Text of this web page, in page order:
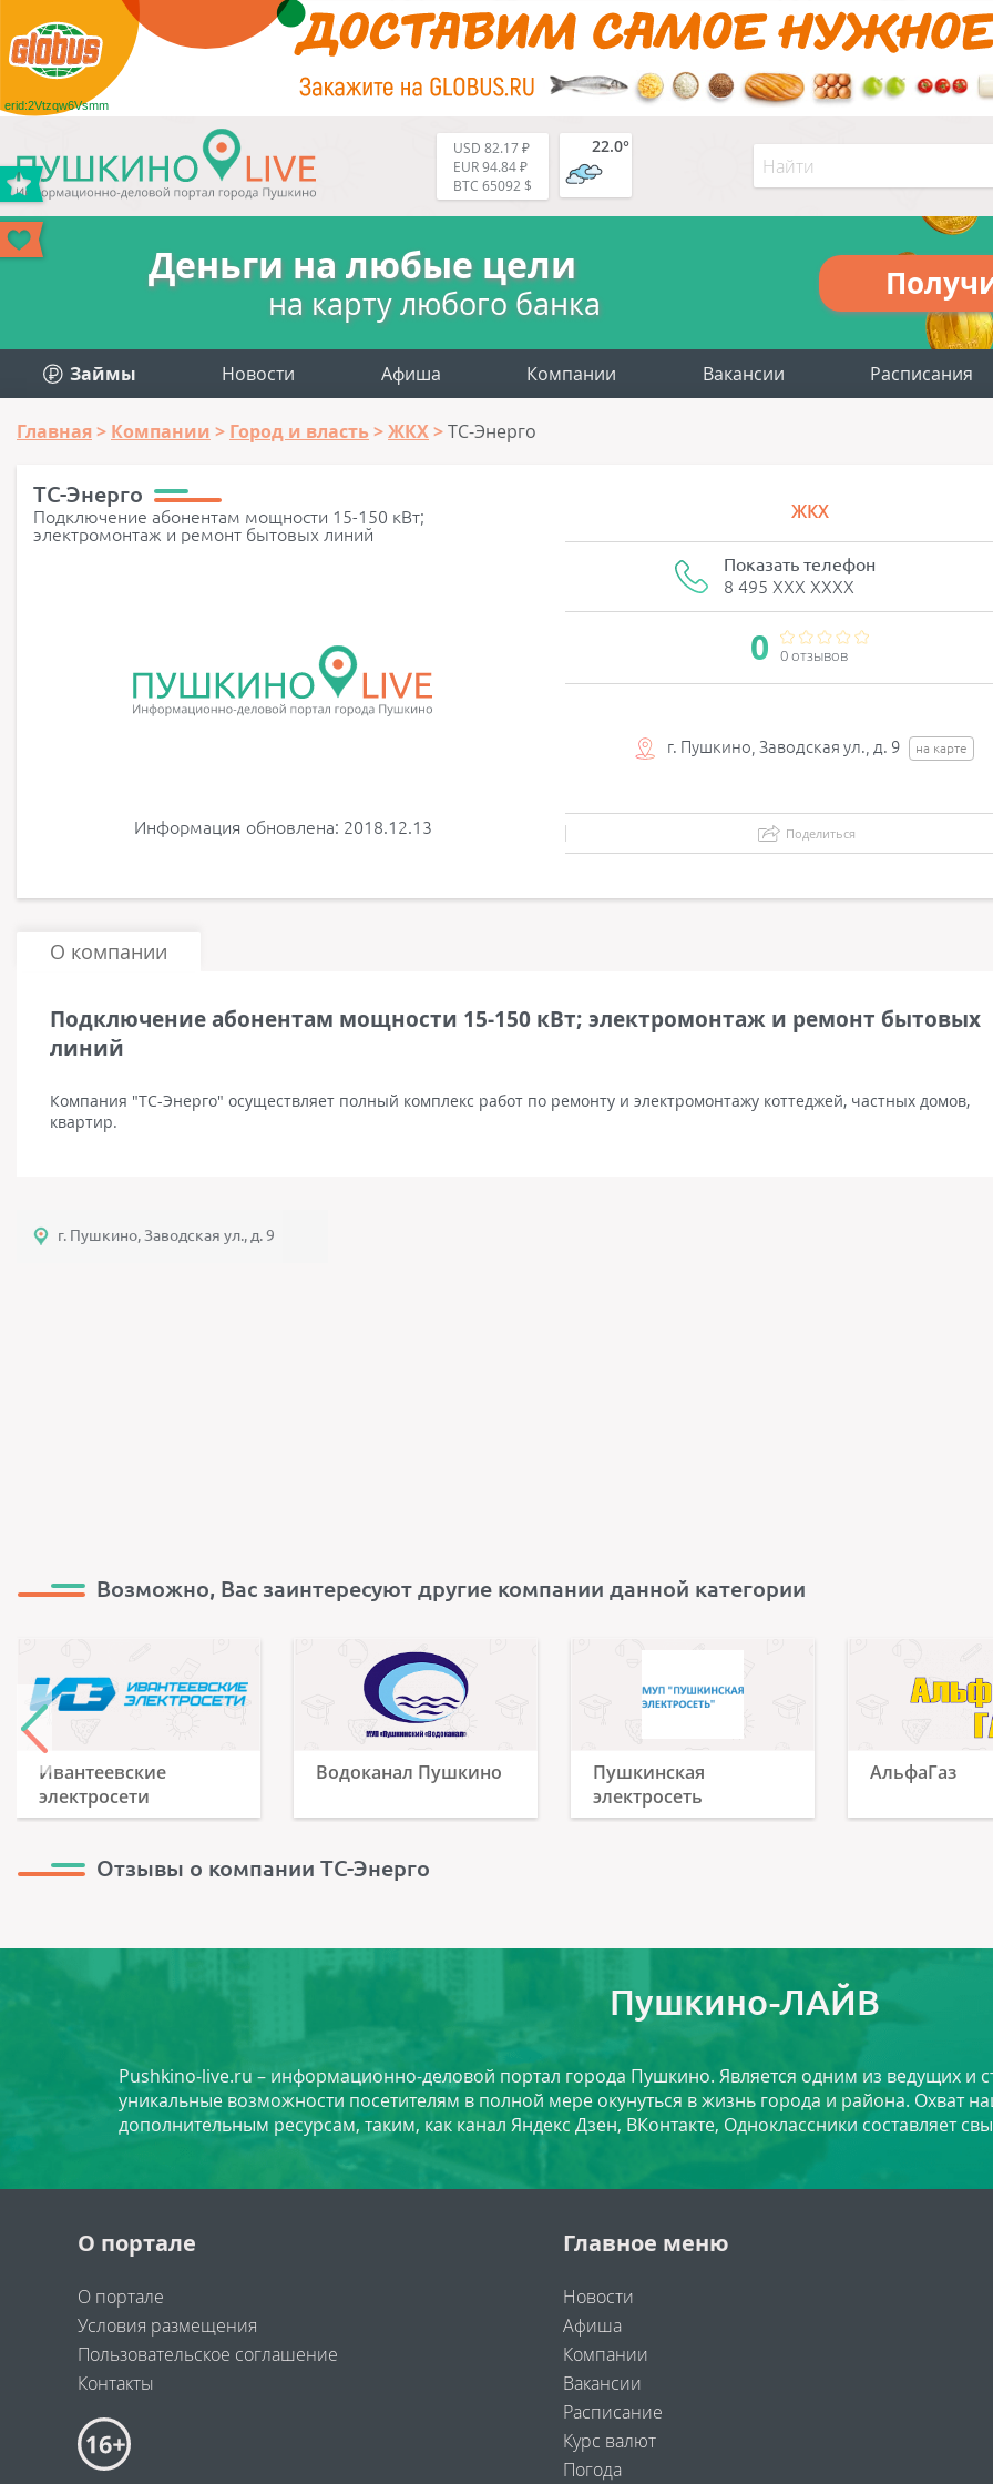
erid:2Vtzqw6Vsmm
USD 82.17 ₽
EUR 94.84 ₽
BTC 65092 $
22.0°
Деньги на любые цели
на карту любого банка
Займы Новости Афиша Компании Вакансии Расписания
Главная Компании Город и власть ЖКХ ТС-Энерго
ТС-Энерго
Подключение абонентам мощности 15-150 кВт;
электромонтаж и ремонт бытовых линий
Информация обновлена: 2018.12.13
ЖКХ
Показать телефон
8 495 XXX XXXX
0 0 отзывов
г. Пушкино, Заводская ул., д. 9 на карте
Поделиться
О компании
Подключение абонентам мощности 15-150 кВт; электромонтаж и ремонт бытовых
линий
Компания "ТС-Энерго" осуществляет полный комплекс работ по ремонту и электромонтажу коттеджей, частных домов,
квартир.
г. Пушкино, Заводская ул., д. 9
Возможно, Вас заинтересуют другие компании данной категории
Ивантеевские
электросети
Водоканал Пушкино
Пушкинская
электросеть
АльфаГаз
Отзывы о компании ТС-Энерго
Пушкино-ЛАЙВ
Pushkino-live.ru – информационно-деловой портал города Пушкино. Является одним из ведущих и
уникальные возможности посетителям в полной мере окунуться в жизнь города и района. Охват
дополнительным ресурсам, таким, как канал Яндекс Дзен, ВКонтакте, Одноклассники составляет
О портале
О портале
Условия размещения
Пользовательское соглашение
Контакты
Главное меню
Новости
Афиша
Компании
Вакансии
Расписание
Курс валют
Погода